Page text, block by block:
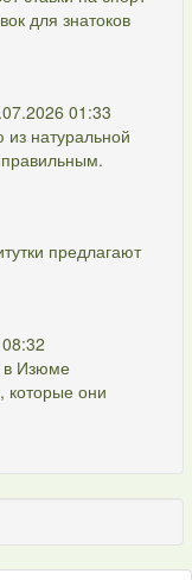
для знатоков
01:33
из натуральной
предлагают
в Изюме
которые они